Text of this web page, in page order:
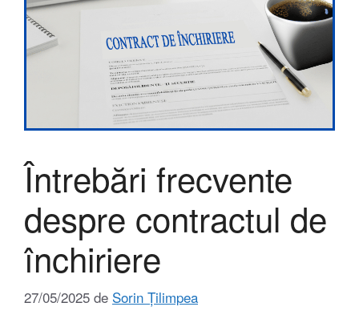
Întrebări frecvente
despre contractul de
închiriere
27/05/2025 de Sorin Țilimpea